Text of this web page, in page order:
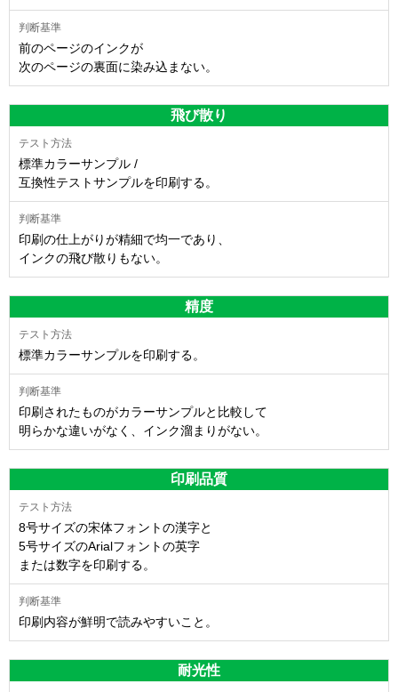
前のページのインクが
次のページの裏面に染み込まない。
飛び散り
標準カラーサンプル /
互換性テストサンプルを印刷する。
印刷の仕上がりが精細で均一であり、
インクの飛び散りもない。
精度
標準カラーサンプルを印刷する。
印刷されたものがカラーサンプルと比較して
明らかな違いがなく、インク溜まりがない。
印刷品質
8号サイズの宋体フォントの漢字と
5号サイズのArialフォントの英字
または数字を印刷する。
印刷内容が鮮明で読みやすいこと。
耐光性